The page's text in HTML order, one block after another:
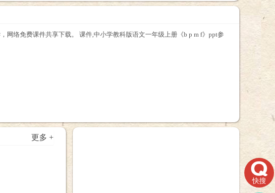
网络免费课件共享下载。 课件,中小学教科版语文一年级上册《b p m f》ppt参
更多 +
快搜